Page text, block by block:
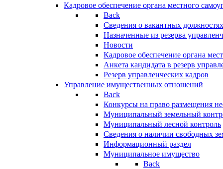
Кадровое обеспечение органа местного
Back
Сведения о вакантных
Назначенные из резерва
Новости
Кадровое обеспечение органа
Анкета кандидата в резерв
Резерв управленческих кадров
Управление имущественных отношений
Back
Конкурсы на право размещения
Муниципальный земельный
Муниципальный лесной контроль
Сведения о наличии свободных
Информационный раздел
Муниципальное имущество
Back